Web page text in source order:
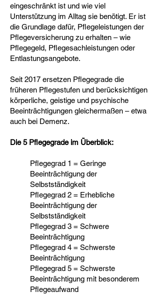
eingeschränkt ist und wie viel
Unterstützung im Alltag sie benötigt. Er ist
die Grundlage dafür, Pflegeleistungen der
Pflegeversicherung zu erhalten – wie
Pflegegeld, Pflegesachleistungen oder
Entlastungsangebote.
Seit 2017 ersetzen Pflegegrade die
früheren Pflegestufen und berücksichtigen
körperliche, geistige und psychische
Beeinträchtigungen gleichermaßen – etwa
auch bei Demenz.
Die 5 Pflegegrade im Überblick:
Pflegegrad 1 = Geringe
Beeinträchtigung der
Selbstständigkeit
Pflegegrad 2 = Erhebliche
Beeinträchtigung der
Selbstständigkeit
Pflegegrad 3 = Schwere
Beeinträchtigung
Pflegegrad 4 = Schwerste
Beeinträchtigung
Pflegegrad 5 = Schwerste
Beeinträchtigung mit besonderem
Pflegeaufwand